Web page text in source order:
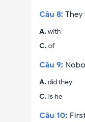
Câu 8:
A.with
C.of
Câu 9:
A.did they
C.is he
Câu 10: